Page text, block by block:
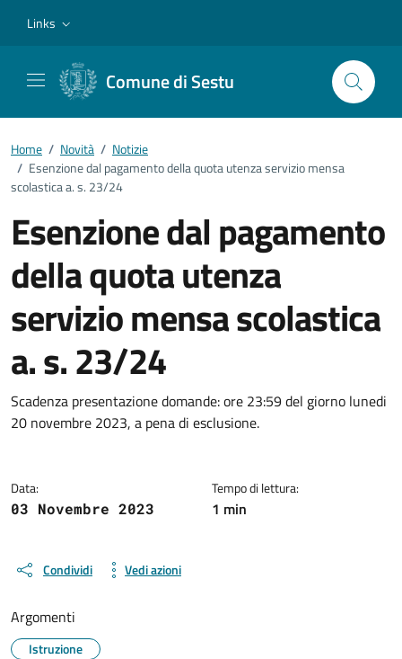
Links
Comune di Sestu
Home / Novità / Notizie
/ Esenzione dal pagamento della quota utenza servizio mensa
scolastica a. s. 23/24
Esenzione dal pagamento
della quota utenza
servizio mensa scolastica
a. s. 23/24
Dettagli della notizia
Scadenza presentazione domande: ore 23:59 del giorno lunedi
20 novembre 2023, a pena di esclusione.
Data:
03 Novembre 2023
Tempo di lettura:
1 min
Condividi Vedi azioni
Argomenti
Istruzione